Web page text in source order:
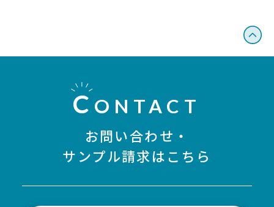
C ONTACT
お問い合わせ・
サンプル請求はこちら